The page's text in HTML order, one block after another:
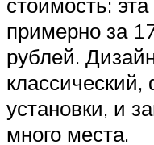
примерно за
рублей.
установки, и
много места.